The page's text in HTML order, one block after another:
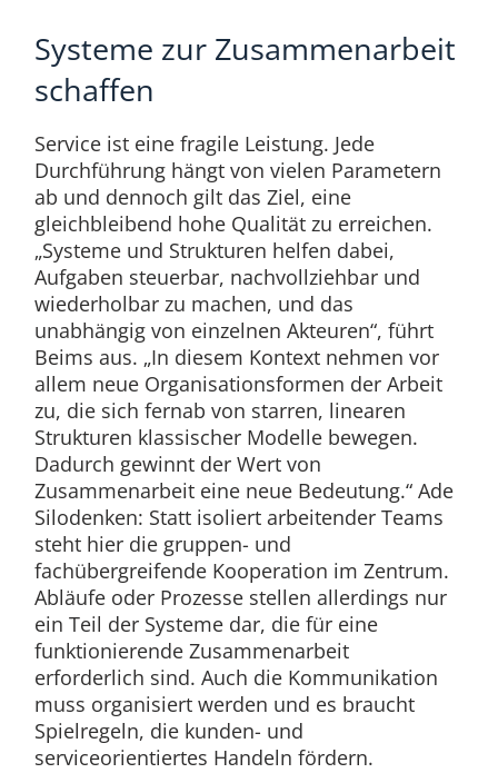
Systeme zur Zusammenarbeit
schaffen
Service ist eine fragile Leistung. Jede
Durchführung hängt von vielen Parametern
ab und dennoch gilt das Ziel, eine
gleichbleibend hohe Qualität zu erreichen.
„Systeme und Strukturen helfen dabei,
Aufgaben steuerbar, nachvollziehbar und
wiederholbar zu machen, und das
unabhängig von einzelnen Akteuren“, führt
Beims aus. „In diesem Kontext nehmen vor
allem neue Organisationsformen der Arbeit
zu, die sich fernab von starren, linearen
Strukturen klassischer Modelle bewegen.
Dadurch gewinnt der Wert von
Zusammenarbeit eine neue Bedeutung.“ Ade
Silodenken: Statt isoliert arbeitender Teams
steht hier die gruppen- und
fachübergreifende Kooperation im Zentrum.
Abläufe oder Prozesse stellen allerdings nur
ein Teil der Systeme dar, die für eine
funktionierende Zusammenarbeit
erforderlich sind. Auch die Kommunikation
muss organisiert werden und es braucht
Spielregeln, die kunden- und
serviceorientiertes Handeln fördern.